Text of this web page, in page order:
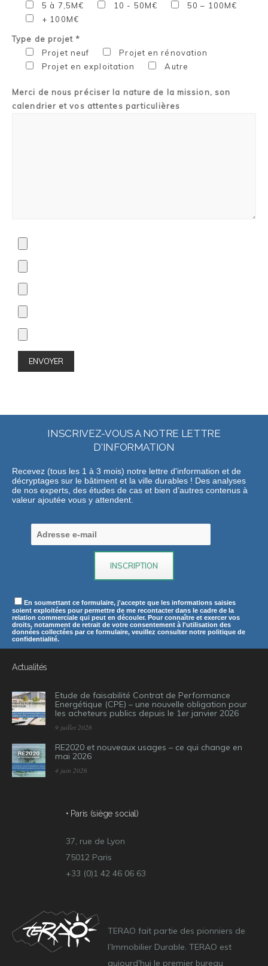
5 à 7,5M€
10 - 50M€
50 – 100M€
+ 100M€
Type de projet *
Projet neuf
Projet en rénovation
Projet en exploitation
Autre
Merci de nous préciser la nature de la mission, son
calendrier et vos attentes particulières
INSCRIVEZ-VOUS A NOTRE LETTRE
D'INFORMATION
Recevez (tous les 1 à 3 mois) notre lettre d'information et de
décryptages sur le bâtiment et la ville durables ! Des analyses
de nos experts, des études de cas et bien d’autres contenus à
valeur ajoutée vous y attendent.
En soumettant ce formulaire, j'accepte que les informations saisies
soient exploitées pour permettre de me recontacter dans le cadre de la
relation commerciale qui peut en découler. Pour connaître et exercer vos
droits, notamment de retrait de votre consentement à l'utilisation des
données collectées par ce formulaire, veuillez consulter notre politique de
confidentialité.
Actualités
Etude de faisabilité Contrat de Performance
Energétique (CPE) – une nouvelle obligation pour
les acheteurs publics depuis le 1er janvier 2026
9 juillet 2026
RE2020 et nouveaux usages – ce qui change en
mai 2026
4 juin 2026
• Paris (siège social)
37, rue de Lyon
75012 Paris
+33 (0)1 42 46 06 63
TERAO fait partie des pionniers de
l’Immobilier Durable. TERAO est
aujourd'hui le premier bureau